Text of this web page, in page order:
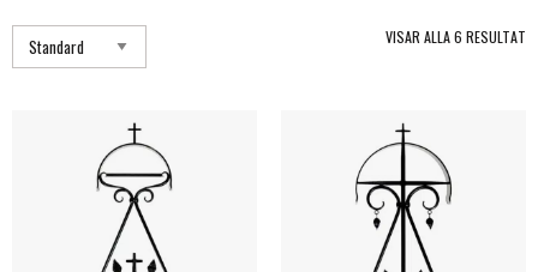
VISAR ALLA 6 RESULTAT